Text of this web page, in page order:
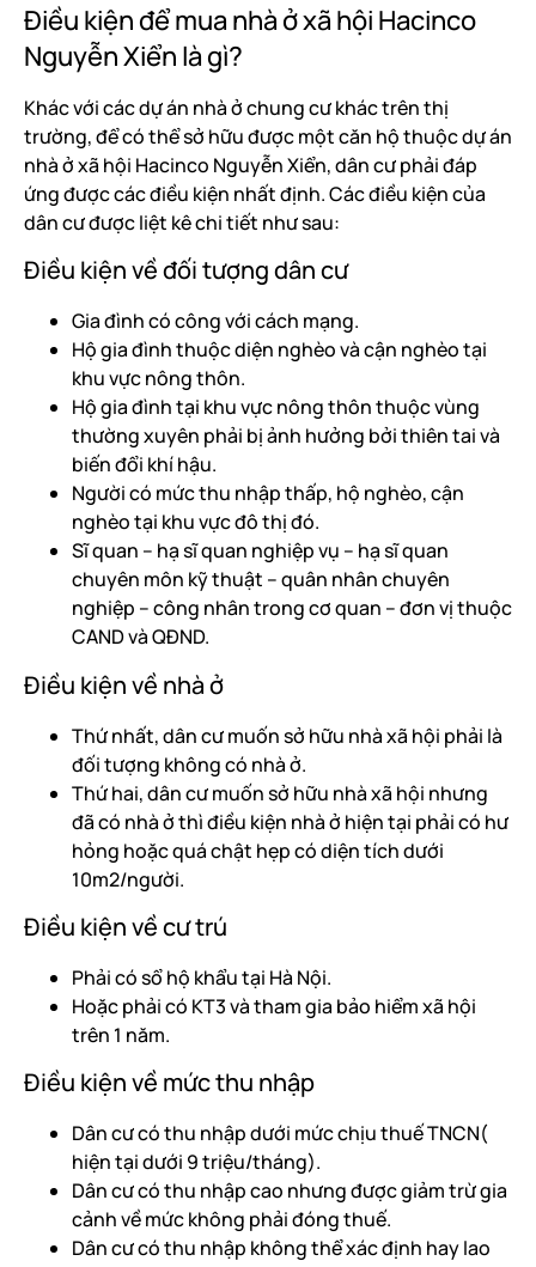
Điều kiện để mua nhà ở xã hội Hacinco
Nguyễn Xiển là gì?
Khác với các dự án nhà ở chung cư khác trên thị
trường, để có thể sở hữu được một căn hộ thuộc dự án
nhà ở xã hội Hacinco Nguyễn Xiển, dân cư phải đáp
ứng được các điều kiện nhất định. Các điều kiện của
dân cư được liệt kê chi tiết như sau:
Điều kiện về đối tượng dân cư
Gia đình có công với cách mạng.
Hộ gia đình thuộc diện nghèo và cận nghèo tại
khu vực nông thôn.
Hộ gia đình tại khu vực nông thôn thuộc vùng
thường xuyên phải bị ảnh hưởng bởi thiên tai và
biến đổi khí hậu.
Người có mức thu nhập thấp, hộ nghèo, cận
nghèo tại khu vực đô thị đó.
Sĩ quan – hạ sĩ quan nghiệp vụ – hạ sĩ quan
chuyên môn kỹ thuật – quân nhân chuyên
nghiệp – công nhân trong cơ quan – đơn vị thuộc
CAND và QĐND.
Điều kiện về nhà ở
Thứ nhất, dân cư muốn sở hữu nhà xã hội phải là
đối tượng không có nhà ở.
Thứ hai, dân cư muốn sở hữu nhà xã hội nhưng
đã có nhà ở thì điều kiện nhà ở hiện tại phải có hư
hỏng hoặc quá chật hẹp có diện tích dưới
10m2/người.
Điều kiện về cư trú
Phải có sổ hộ khẩu tại Hà Nội.
Hoặc phải có KT3 và tham gia bảo hiểm xã hội
trên 1 năm.
Điều kiện về mức thu nhập
Dân cư có thu nhập dưới mức chịu thuế TNCN(
hiện tại dưới 9 triệu/tháng).
Dân cư có thu nhập cao nhưng được giảm trừ gia
cảnh về mức không phải đóng thuế.
Dân cư có thu nhập không thể xác định hay lao